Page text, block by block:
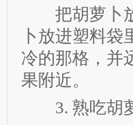
把胡萝卜放
卜放进塑料
冷的那格，并
果附近。
3. 熟吃胡